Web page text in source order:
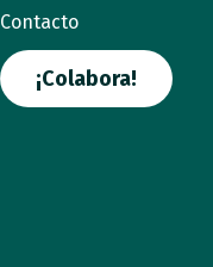
Contacto
¡Colabora!